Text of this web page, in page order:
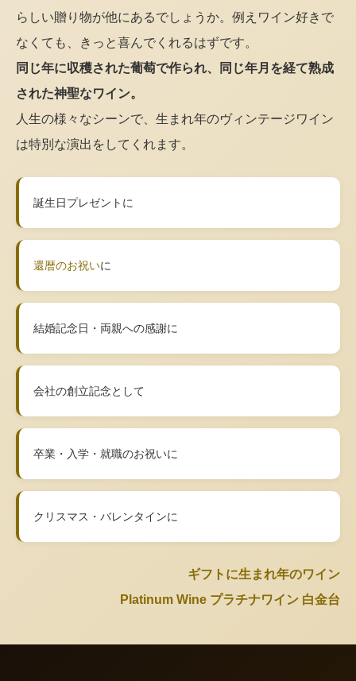
らしい贈り物が他にあるでしょうか。例えワイン好きで
なくても、きっと喜んでくれるはずです。
同じ年に収穫された葡萄で作られ、同じ年月を経て熟成
された神聖なワイン。
人生の様々なシーンで、生まれ年のヴィンテージワイン
は特別な演出をしてくれます。
誕生日プレゼントに
還暦のお祝いに
結婚記念日・両親への感謝に
会社の創立記念として
卒業・入学・就職のお祝いに
クリスマス・バレンタインに
ギフトに生まれ年のワイン
Platinum Wine プラチナワイン 白金台